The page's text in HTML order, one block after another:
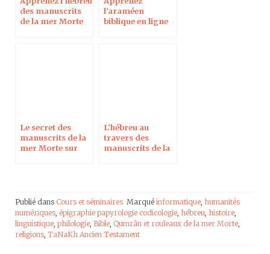
des manuscrits
de la mer Morte
l’araméen
biblique en ligne
Le secret des
manuscrits de la
mer Morte sur
L’hébreu au
travers des
manuscrits de la
Publié dans Cours et séminaires Marqué informatique, humanités
numériques, épigraphie papyrologie codicologie, hébreu, histoire,
linguistique, philologie, Bible, Qumrân et rouleaux de la mer Morte,
religions, TaNaKh Ancien Testament